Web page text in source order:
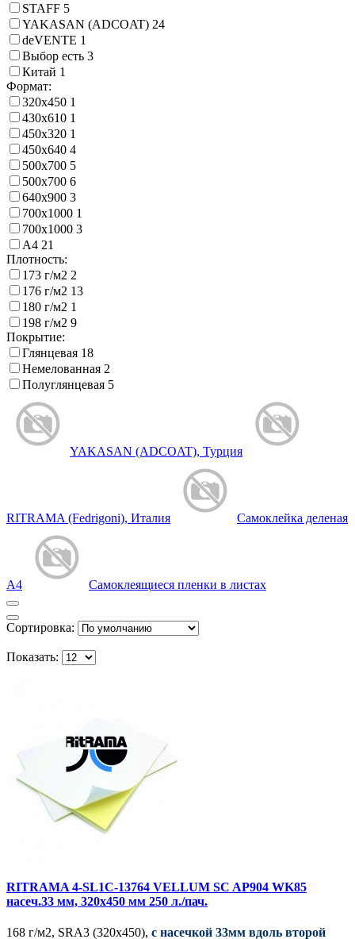
STAFF 5
YAKASAN (ADCOAT) 24
deVENTE 1
Выбор есть 3
Китай 1
Формат:
320х450 1
430х610 1
450х320 1
450х640 4
500x700 5
500х700 6
640x900 3
700x1000 1
700х1000 3
А4 21
Плотность:
173 г/м2 2
176 г/м2 13
180 г/м2 1
198 г/м2 9
Покрытие:
Глянцевая 18
Немелованная 2
Полуглянцевая 5
YAKASAN (ADCOAT), Турция
RITRAMA (Fedrigoni), Италия Самоклейка деленая
A4 Самоклеящиеся пленки в листах
Сортировка:
Показать:
RITRAMA 4-SL1C-13764 VELLUM SC AP904 WK85
насеч.33 мм, 320x450 мм 250 л./пач.
168 г/м2, SRA3 (320x450), с насечкой 33мм вдоль второй